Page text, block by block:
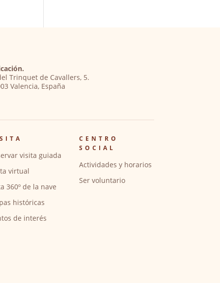
Trinquet de Cavallers, 5.
Valencia, España
visita guiada
virtual
360º de la nave
históricas
de interés
CENTRO
SOCIAL
Actividades y horarios
Ser voluntario